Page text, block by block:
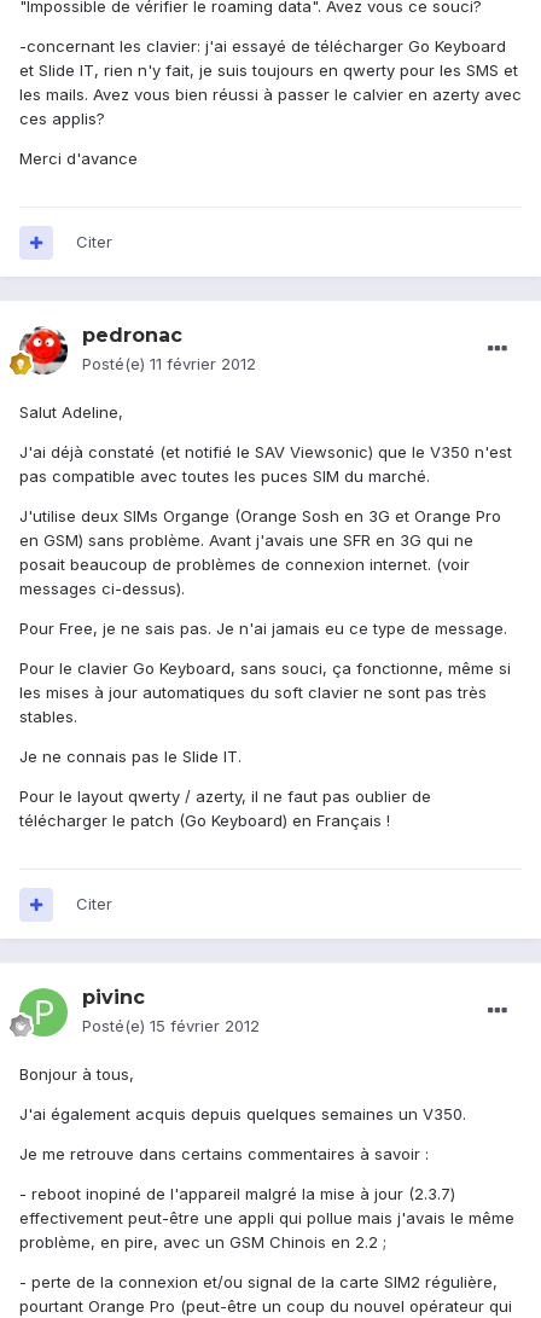
"Impossible de vérifier le roaming data". Avez vous ce souci?
-concernant les clavier: j'ai essayé de télécharger Go Keyboard
et Slide IT, rien n'y fait, je suis toujours en qwerty pour les SMS et
les mails. Avez vous bien réussi à passer le calvier en azerty avec
ces applis?
Merci d'avance
Citer
pedronac
Posté(e) 11 février 2012
Salut Adeline,
J'ai déjà constaté (et notifié le SAV Viewsonic) que le V350 n'est
pas compatible avec toutes les puces SIM du marché.
J'utilise deux SIMs Organge (Orange Sosh en 3G et Orange Pro
en GSM) sans problème. Avant j'avais une SFR en 3G qui ne
posait beaucoup de problèmes de connexion internet. (voir
messages ci-dessus).
Pour Free, je ne sais pas. Je n'ai jamais eu ce type de message.
Pour le clavier Go Keyboard, sans souci, ça fonctionne, même si
les mises à jour automatiques du soft clavier ne sont pas très
stables.
Je ne connais pas le Slide IT.
Pour le layout qwerty / azerty, il ne faut pas oublier de
télécharger le patch (Go Keyboard) en Français !
Citer
pivinc
Posté(e) 15 février 2012
Bonjour à tous,
J'ai également acquis depuis quelques semaines un V350.
Je me retrouve dans certains commentaires à savoir :
- reboot inopiné de l'appareil malgré la mise à jour (2.3.7)
effectivement peut-être une appli qui pollue mais j'avais le même
problème, en pire, avec un GSM Chinois en 2.2 ;
- perte de la connexion et/ou signal de la carte SIM2 régulière,
pourtant Orange Pro (peut-être un coup du nouvel opérateur qui